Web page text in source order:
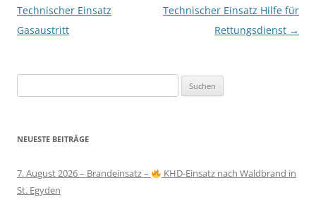
Technischer Einsatz
Gasaustritt
Technischer Einsatz Hilfe für
Rettungsdienst →
nach:
NEUESTE BEITRÄGE
7. August 2026 – Brandeinsatz –
KHD-Einsatz nach Waldbrand in
St. Egyden